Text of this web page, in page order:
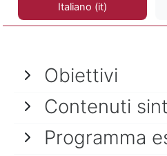
Italiano ‎(it)‎
Obiettivi
Contenuti
Programma